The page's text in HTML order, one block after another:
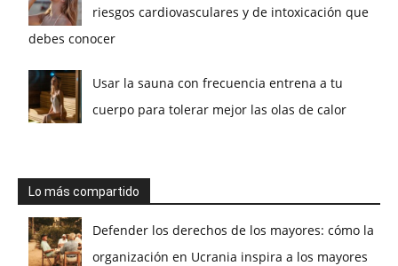
riesgos cardiovasculares y de intoxicación que
debes conocer
Usar la sauna con frecuencia entrena a tu
cuerpo para tolerar mejor las olas de calor
Lo más compartido
Defender los derechos de los mayores: cómo la
organización en Ucrania inspira a los mayores